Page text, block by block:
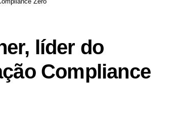
líder do
Compliance